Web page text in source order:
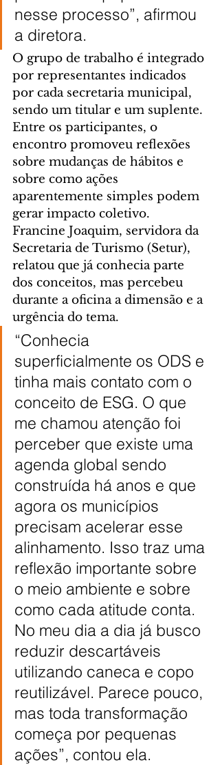
nesse processo”, afirmou
a diretora.
O grupo de trabalho é integrado
por representantes indicados
por cada secretaria municipal,
sendo um titular e um suplente.
Entre os participantes, o
encontro promoveu reflexões
sobre mudanças de hábitos e
sobre como ações
aparentemente simples podem
gerar impacto coletivo.
Francine Joaquim, servidora da
Secretaria de Turismo (Setur),
relatou que já conhecia parte
dos conceitos, mas percebeu
durante a oficina a dimensão e a
urgência do tema.
“Conhecia
superficialmente os ODS e
tinha mais contato com o
conceito de ESG. O que
me chamou atenção foi
perceber que existe uma
agenda global sendo
construída há anos e que
agora os municípios
precisam acelerar esse
alinhamento. Isso traz uma
reflexão importante sobre
o meio ambiente e sobre
como cada atitude conta.
No meu dia a dia já busco
reduzir descartáveis
utilizando caneca e copo
reutilizável. Parece pouco,
mas toda transformação
começa por pequenas
ações”, contou ela.